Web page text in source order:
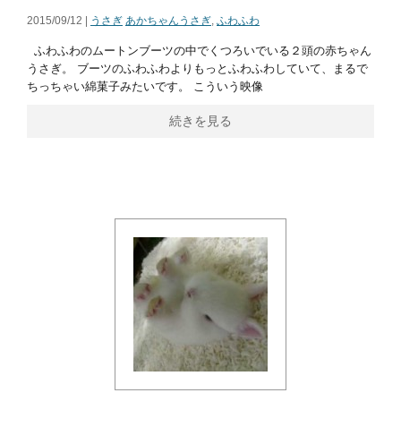
2015/09/12 | うさぎ あかちゃんうさぎ, ふわふわ
ふわふわのムートンブーツの中でくつろいでいる２頭の赤ちゃん
うさぎ。 ブーツのふわふわよりもっとふわふわしていて、まるで
ちっちゃい綿菓子みたいです。 こういう映像
続きを見る